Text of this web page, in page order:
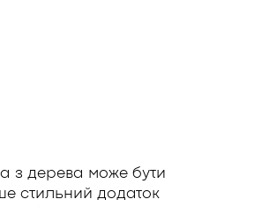
з дерева може бути
стильний додаток